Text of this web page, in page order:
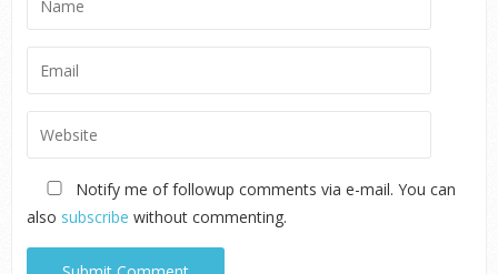
Notify me of followup comments via e-mail. You can
also subscribe without commenting.